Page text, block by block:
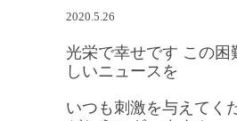
2020.5.26
光栄で幸せです この困
しいニュースを
いつも刺激を与えてく